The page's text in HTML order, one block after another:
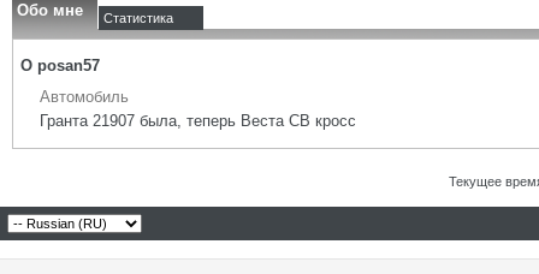
Обо мне Статистика
О posan57
Автомобиль
Гранта 21907 была, теперь Веста СВ кросс
Текущее